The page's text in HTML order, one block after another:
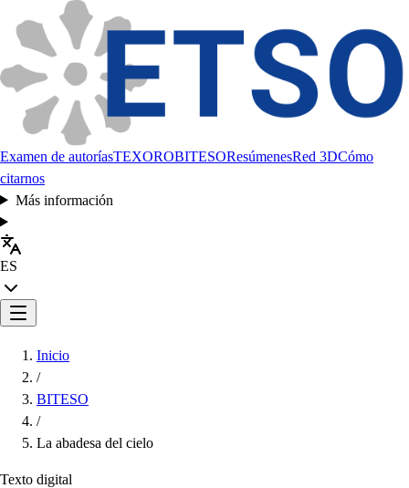
Examen de autoríasTEXOROBITESOResúmenesRed 3DCómo
citarnos
Más información
ES
Inicio
/
BITESO
/
La abadesa del cielo
Texto digital